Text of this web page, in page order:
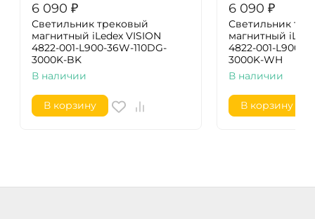
6 090 ₽
Светильник трековый
магнитный iLedex VISION
4822-001-L900-36W-110DG-
3000K-BK
В наличии
В корзину
6 090 ₽
Светильник
магнитный
4822-001-L900-
3000K-WH
В наличии
В корзину